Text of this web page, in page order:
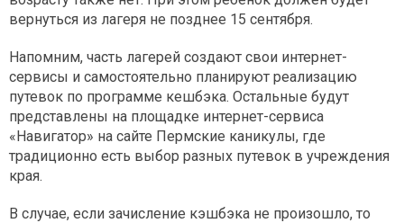
вернуться из лагеря не позднее 15 сентября.
Напомним, часть лагерей создают свои интернет-
сервисы и самостоятельно планируют реализацию
путевок по программе кешбэка. Остальные будут
представлены на площадке интернет-сервиса
«Навигатор» на сайте Пермские каникулы, где
традиционно есть выбор разных путевок в учреждения
края.
В случае, если зачисление кэшбэка не произошло, то